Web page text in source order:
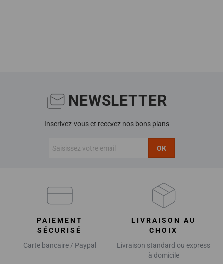
NEWSLETTER
Inscrivez-vous et recevez nos bons plans
OK
PAIEMENT
SÉCURISÉ
Carte bancaire / Paypal
LIVRAISON AU
CHOIX
Livraison standard ou express
à domicile